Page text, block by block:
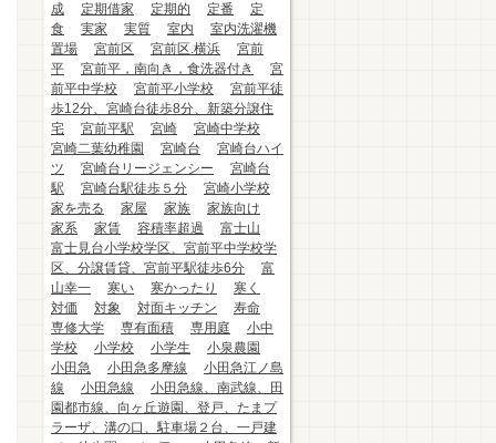
成
定期借家 定期的 定番
定
食
実家 実質 室内
室内洗濯機
置場
宮前区 宮前区.横浜
宮前
平
宮前平，南向き，食洗器付き
宮
前平中学校
宮前平小学校
宮前平徒
歩12分、宮崎台徒歩8分、新築分譲住
宅
宮前平駅 宮崎
宮崎中学校
宮崎二葉幼稚園
宮崎台
宮崎台ハイ
ツ
宮崎台リージェンシー
宮崎台
駅
宮崎台駅徒歩５分
宮崎小学校
家を売る
家屋 家族
家族向け
家系
家賃 容積率超過
富士山
富士見台小学校学区、宮前平中学校学
区、分譲賃貸、宮前平駅徒歩6分
富
山幸一
寒い 寒かったり
寒く
対価
対象 対面キッチン
寿命
専修大学
専有面積 専用庭
小中
学校
小学校 小学生
小泉農園
小田急
小田急多摩線
小田急江ノ島
線
小田急線
小田急線、南武線、田
園都市線、向ヶ丘遊園、登戸、たまプ
ラーザ、溝の口、駐車場２台、一戸建